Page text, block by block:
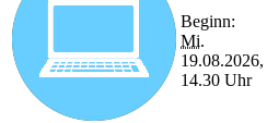
Beginn:
Mi.
19.08.2026,
14.30 Uhr